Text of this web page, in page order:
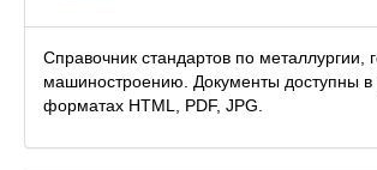
Справочник стандартов по металлургии,
машиностроению. Документы доступны в
форматах HTML, PDF, JPG.